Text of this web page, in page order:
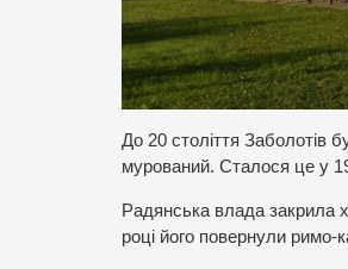
До 20 століття Заболотів
мурований. Сталося це у
Радянська влада закрила
році його повернули римо-